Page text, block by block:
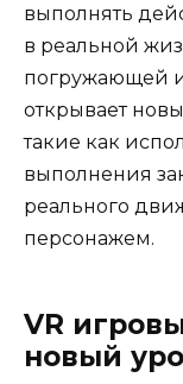
выполнять
в реальной
погружающей
открывает
такие как
выполнения
реального
персонажем.
VR
новый